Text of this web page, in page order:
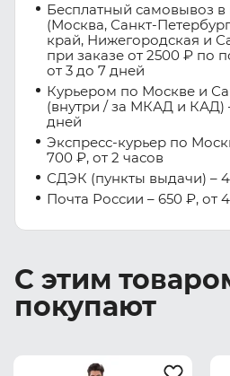
Бесплатный самовывоз в
(Москва, Санкт-
край, Нижегородская и
при заказе от 2500 ₽ по
от 3 до 7 дней
Курьером по Москве и
(внутри / за МКАД и КАД)
дней
Экспресс-курьер по
700 ₽, от 2 часов
СДЭК (пункты выдачи) –
Почта России – 650 ₽, от
С этим
покупают